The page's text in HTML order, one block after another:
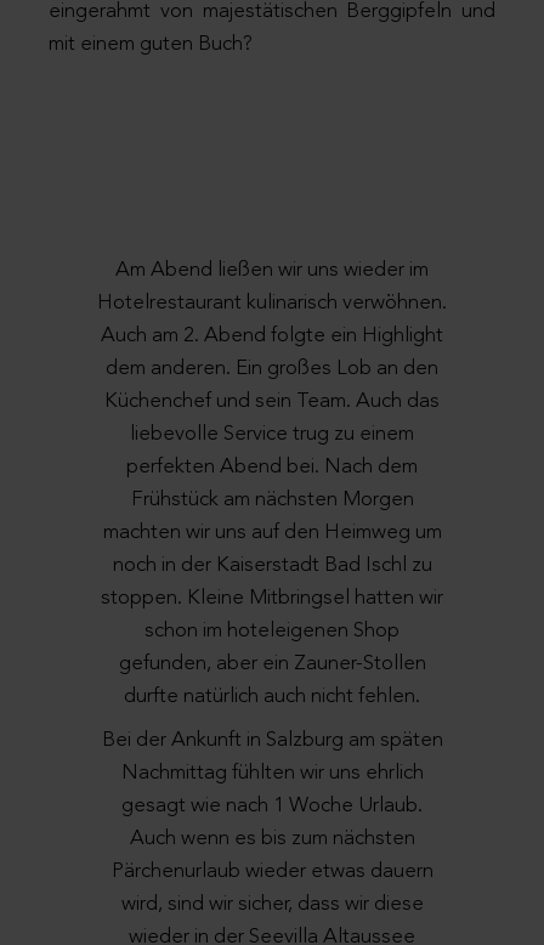
eingerahmt von majestätischen Berggipfeln und
mit einem guten Buch?
Am Abend ließen wir uns wieder im
Hotelrestaurant kulinarisch verwöhnen.
Auch am 2. Abend folgte ein Highlight
dem anderen. Ein großes Lob an den
Küchenchef und sein Team. Auch das
liebevolle Service trug zu einem
perfekten Abend bei. Nach dem
Frühstück am nächsten Morgen
machten wir uns auf den Heimweg um
noch in der Kaiserstadt Bad Ischl zu
stoppen. Kleine Mitbringsel hatten wir
schon im hoteleigenen Shop
gefunden, aber ein Zauner-Stollen
durfte natürlich auch nicht fehlen.
Bei der Ankunft in Salzburg am späten
Nachmittag fühlten wir uns ehrlich
gesagt wie nach 1 Woche Urlaub.
Auch wenn es bis zum nächsten
Pärchenurlaub wieder etwas dauern
wird, sind wir sicher, dass wir diese
wieder in der Seevilla Altaussee